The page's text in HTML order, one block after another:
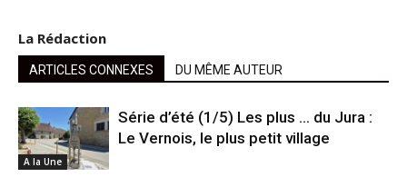
La Rédaction
ARTICLES CONNEXES DU MÊME AUTEUR
A la Une
Série d’été (1/5) Les plus … du Jura :
Le Vernois, le plus petit village